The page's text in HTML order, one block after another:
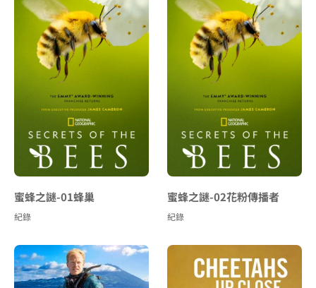
蜜蜂之謎-01蜂巢
紀錄
蜜蜂之謎-02花粉傳播者
紀錄